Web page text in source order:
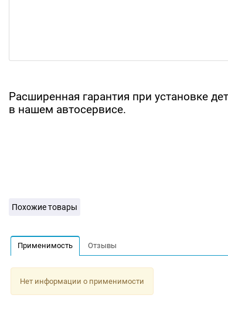
Расширенная гарантия при установке
в нашем автосервисе.
Похожие товары
Применимость Отзывы
Нет информации о применимости